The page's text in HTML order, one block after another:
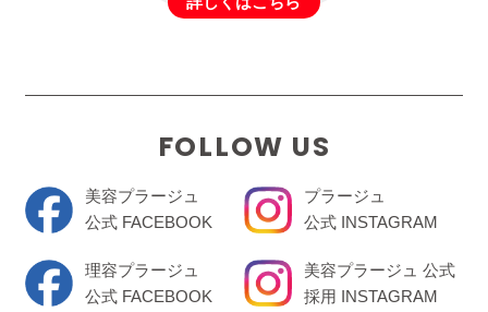
FOLLOW US
美容プラージュ
公式 FACEBOOK
理容プラージュ
公式 FACEBOOK
プラージュ
公式 INSTAGRAM
美容プラージュ 公式
採用 INSTAGRAM